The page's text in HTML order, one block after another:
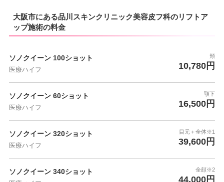
大阪市にある品川スキンクリニック美容皮フ科のリフトア
ップ施術の料金
ソノクイーン 100ショット
医療ハイフ
頬
10,780円
ソノクイーン 60ショット
医療ハイフ
顎下
16,500円
ソノクイーン 320ショット
医療ハイフ
目元＋全体※1
39,600円
ソノクイーン 340ショット 全顔※2
44,000円